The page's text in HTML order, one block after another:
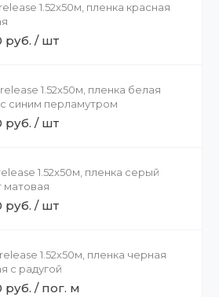
1.52х50м, пленка красная
руб. / шт
1.52х50м, пленка белая
синим перламутром
руб. / шт
1.52х50м, пленка серый
матовая
руб. / шт
1.52х50м, пленка черная
с радугой
руб. / пог. м